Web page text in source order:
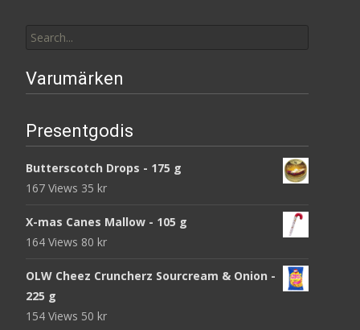
for:
Varumärken
Presentgodis
Butterscotch Drops - 175 g
167 Views 35 kr
X-mas Canes Mallow - 105 g
164 Views 80 kr
OLW Cheez Cruncherz Sourcream & Onion -
225 g
154 Views 50 kr